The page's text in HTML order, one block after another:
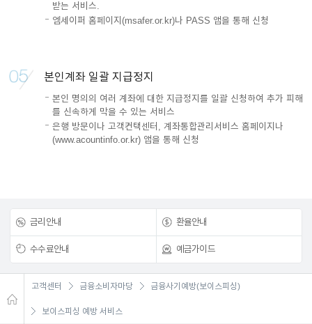
받는 서비스.
엠세이퍼 홈페이지(msafer.or.kr)나 PASS 앱을 통해 신청
본인계좌 일괄 지급정지
본인 명의의 여러 계좌에 대한 지급정지를 일괄 신청하여 추가 피해
를 신속하게 막을 수 있는 서비스
은행 방문이나 고객컨택센터, 계좌통합관리서비스 홈페이지나
(www.acountinfo.or.kr) 앱을 통해 신청
금리안내 환율안내
수수료안내 예금가이드
고객센터 금융소비자마당 금융사기예방(보이스피싱)
보이스피싱 예방 서비스